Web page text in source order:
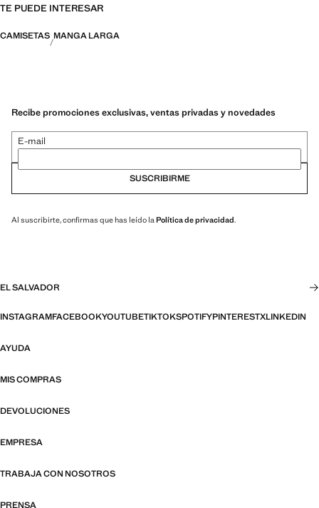
TE PUEDE INTERESAR
CAMISETAS MANGA LARGA
Recibe promociones exclusivas, ventas privadas y novedades
E-mail
SUSCRIBIRME
Al suscribirte, confirmas que has leído laPolítica de privacidad.
EL SALVADOR
INSTAGRAMFACEBOOKYOUTUBETIKTOKSPOTIFYPINTERESTXLINKEDIN
AYUDA
MIS COMPRAS
DEVOLUCIONES
EMPRESA
TRABAJA CON NOSOTROS
PRENSA